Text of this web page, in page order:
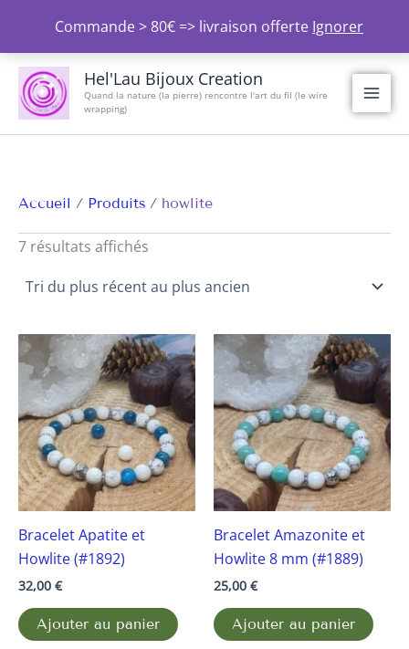
Commande > 80€ => livraison offerte Ignorer
contenu
Hel'Lau Bijoux Creation
Quand la nature (la pierre) rencontre l'art du fil (le wire
wrapping)
Accueil Produits howlite
7 résultats affichés
Trié
du
plus
récent
plus
Bracelet Apatite et
Howlite (#1892)
32,00 €
Ajouter au panier
Bracelet Amazonite et
Howlite 8 mm (#1889)
25,00 €
Ajouter au panier